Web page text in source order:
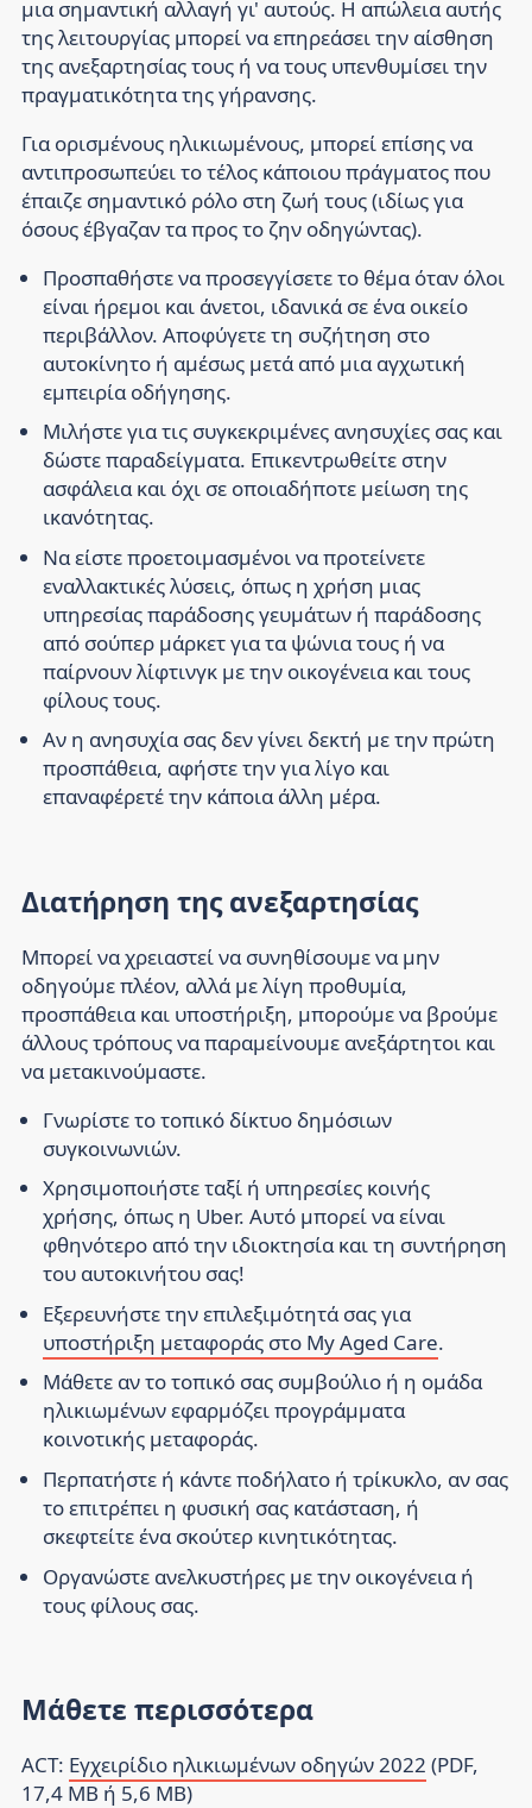
μια σημαντική αλλαγή γι' αυτούς. Η απώλεια αυτής
της λειτουργίας μπορεί να επηρεάσει την αίσθηση
της ανεξαρτησίας τους ή να τους υπενθυμίσει την
πραγματικότητα της γήρανσης.
Για ορισμένους ηλικιωμένους, μπορεί επίσης να
αντιπροσωπεύει το τέλος κάποιου πράγματος που
έπαιζε σημαντικό ρόλο στη ζωή τους (ιδίως για
όσους έβγαζαν τα προς το ζην οδηγώντας).
Προσπαθήστε να προσεγγίσετε το θέμα όταν όλοι
είναι ήρεμοι και άνετοι, ιδανικά σε ένα οικείο
περιβάλλον. Αποφύγετε τη συζήτηση στο
αυτοκίνητο ή αμέσως μετά από μια αγχωτική
εμπειρία οδήγησης.
Μιλήστε για τις συγκεκριμένες ανησυχίες σας και
δώστε παραδείγματα. Επικεντρωθείτε στην
ασφάλεια και όχι σε οποιαδήποτε μείωση της
ικανότητας.
Να είστε προετοιμασμένοι να προτείνετε
εναλλακτικές λύσεις, όπως η χρήση μιας
υπηρεσίας παράδοσης γευμάτων ή παράδοσης
από σούπερ μάρκετ για τα ψώνια τους ή να
παίρνουν λίφτινγκ με την οικογένεια και τους
φίλους τους.
Αν η ανησυχία σας δεν γίνει δεκτή με την πρώτη
προσπάθεια, αφήστε την για λίγο και
επαναφέρετέ την κάποια άλλη μέρα.
Διατήρηση της ανεξαρτησίας
Μπορεί να χρειαστεί να συνηθίσουμε να μην
οδηγούμε πλέον, αλλά με λίγη προθυμία,
προσπάθεια και υποστήριξη, μπορούμε να βρούμε
άλλους τρόπους να παραμείνουμε ανεξάρτητοι και
να μετακινούμαστε.
Γνωρίστε το τοπικό δίκτυο δημόσιων
συγκοινωνιών.
Χρησιμοποιήστε ταξί ή υπηρεσίες κοινής
χρήσης, όπως η Uber. Αυτό μπορεί να είναι
φθηνότερο από την ιδιοκτησία και τη συντήρηση
του αυτοκινήτου σας!
Εξερευνήστε την επιλεξιμότητά σας για
υποστήριξη μεταφοράς στο My Aged Care.
Μάθετε αν το τοπικό σας συμβούλιο ή η ομάδα
ηλικιωμένων εφαρμόζει προγράμματα
κοινοτικής μεταφοράς.
Περπατήστε ή κάντε ποδήλατο ή τρίκυκλο, αν σας
το επιτρέπει η φυσική σας κατάσταση, ή
σκεφτείτε ένα σκούτερ κινητικότητας.
Οργανώστε ανελκυστήρες με την οικογένεια ή
τους φίλους σας.
Μάθετε περισσότερα
ACT: Εγχειρίδιο ηλικιωμένων οδηγών 2022 (PDF,
17,4 MB ή 5,6 MB)